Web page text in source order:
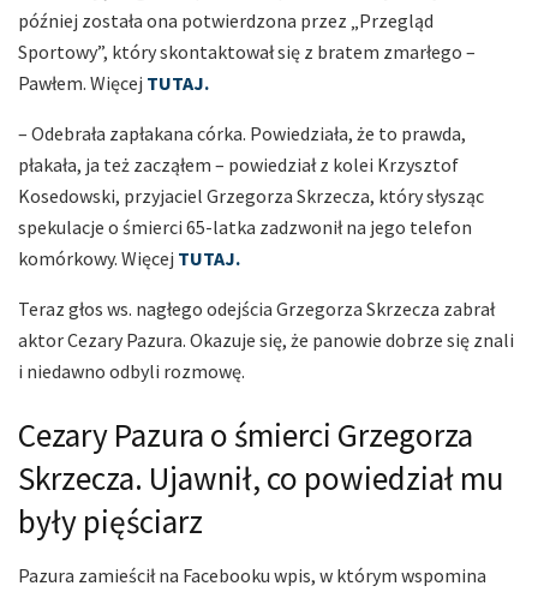
później została ona potwierdzona przez „Przegląd
Sportowy”, który skontaktował się z bratem zmarłego –
Pawłem. Więcej TUTAJ.
– Odebrała zapłakana córka. Powiedziała, że to prawda,
płakała, ja też zacząłem – powiedział z kolei Krzysztof
Kosedowski, przyjaciel Grzegorza Skrzecza, który słysząc
spekulacje o śmierci 65-latka zadzwonił na jego telefon
komórkowy. Więcej TUTAJ.
Teraz głos ws. nagłego odejścia Grzegorza Skrzecza zabrał
aktor Cezary Pazura. Okazuje się, że panowie dobrze się znali
i niedawno odbyli rozmowę.
Cezary Pazura o śmierci Grzegorza
Skrzecza. Ujawnił, co powiedział mu
były pięściarz
Pazura zamieścił na Facebooku wpis, w którym wspomina